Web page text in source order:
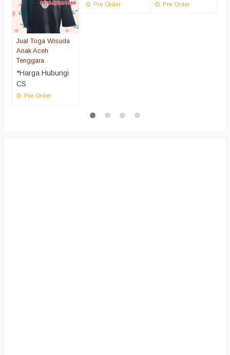
Jual Toga Wisuda
Anak Aceh
Tenggara
*Harga Hubungi
CS
Pre Order
Pre Order Pre Order